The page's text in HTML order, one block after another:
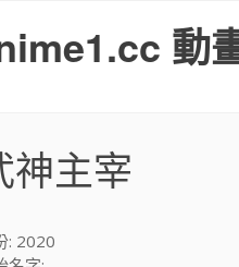
動
神主宰
: 2020